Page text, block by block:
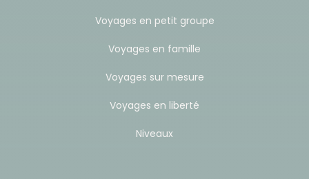
votre organisation.
Déplacement
: vous avez le choix ! Pour ce
laisser la main sur vos vols internationaux. De
Voyages en petit groupe
Voyages en famille
Voyages sur mesure
Voyages en liberté
Niveaux